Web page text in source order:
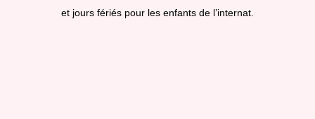
et jours fériés pour les enfants de l’internat.